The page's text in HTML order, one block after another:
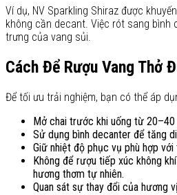
Ví dụ, NV Sparkling Shiraz được
không cần decant. Việc rót sang bình
trưng của vang sủi.
Cách Để Rượu Vang Thở
Để tối ưu trải nghiệm, bạn có thể áp
Mở chai trước khi uống từ
Sử dụng bình decanter để tăng
Giữ nhiệt độ phục vụ phù hợp với
Không để rượu tiếp xúc không
hương thơm tự nhiên.
Quan sát sự thay đổi của hương